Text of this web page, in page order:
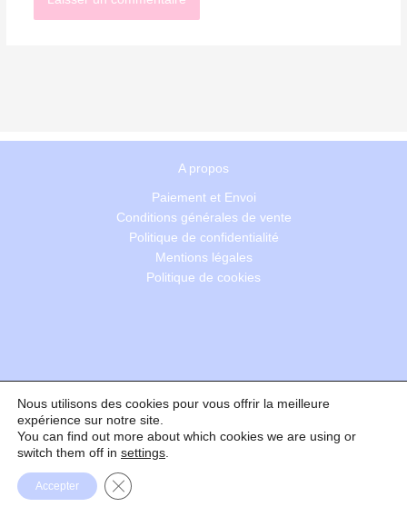
A propos
Paiement et Envoi
Conditions générales de vente
Politique de confidentialité
Mentions légales
Politique de cookies
Recherche
Nous utilisons des cookies pour vous offrir la meilleure
expérience sur notre site.
You can find out more about which cookies we are using or
switch them off in settings
Accepter Fermer la bannière des cookies GDPR